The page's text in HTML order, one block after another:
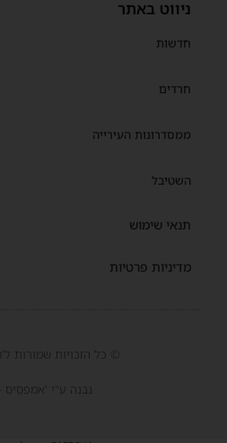
ניווט באתר
חדשות
חרדים
ממסדרונות העירייה
השטיבל
תנאי שימוש
מדיניות פרטיות
© כל הזכויות שמורות
נבנה ע"י 'אמפסיס